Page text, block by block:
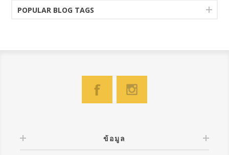
POPULAR BLOG TAGS
ข้อมูล